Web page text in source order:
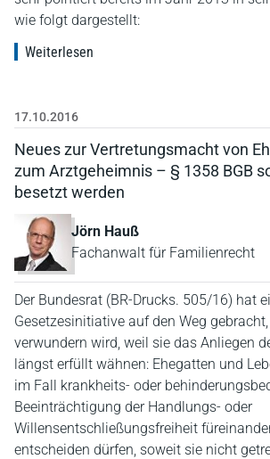
wie folgt dargestellt:
Weiterlesen
17.10.2016
Neues zur Vertretungsmacht von
zum Arztgeheimnis – § 1358 BGB
besetzt werden
Jörn Hauß
Fachanwalt für Familienrecht
Der Bundesrat (BR-Drucks. 505/16) hat
Gesetzesinitiative auf den Weg
verwundern wird, weil sie das Anliegen
längst erfüllt wähnen: Ehegatten und
im Fall krankheits- oder
Beeinträchtigung der Handlungs- oder
Willensentschließungsfreiheit
entscheiden dürfen, soweit sie nicht